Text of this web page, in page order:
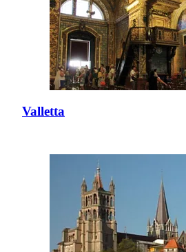
Valletta